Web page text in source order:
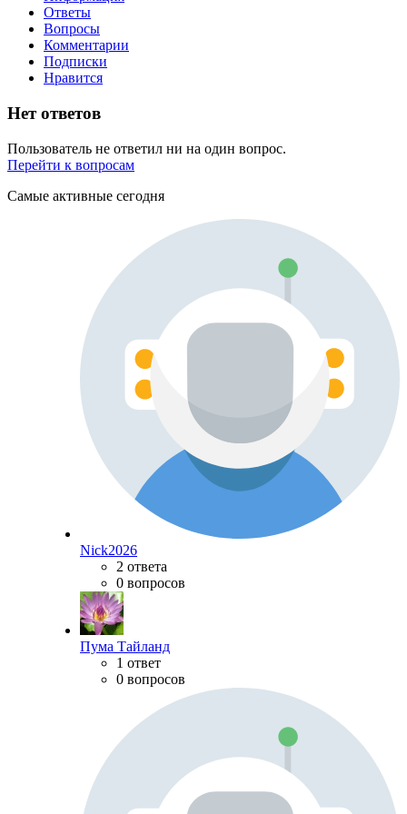
Ответы
Вопросы
Комментарии
Подписки
Нравится
Нет ответов
Пользователь не ответил ни на один вопрос.
Перейти к вопросам
Самые активные сегодня
Nick2026
2 ответа
0 вопросов
Пума Тайланд
1 ответ
0 вопросов